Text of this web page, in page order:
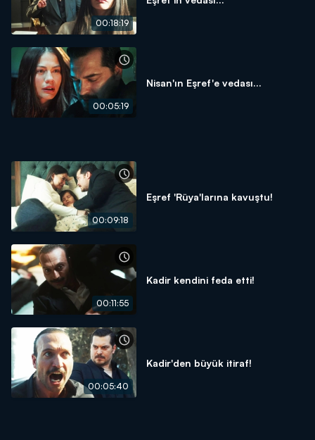
00:18:19
00:05:19
Nisan'ın Eşref'e vedası...
00:09:18
Eşref 'Rüya'larına kavuştu!
00:11:55
Kadir kendini feda etti!
00:05:40
Kadir'den büyük itiraf!